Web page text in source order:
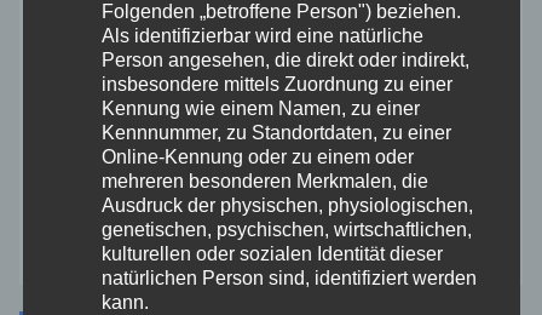
Veranstaltungen
Westerwald
Folgenden „betroffene Person") beziehen.
Als identifizierbar wird eine natürliche
Person angesehen, die direkt oder indirekt,
insbesondere mittels Zuordnung zu einer
Kennung wie einem Namen, zu einer
Kennnummer, zu Standortdaten, zu einer
Online-Kennung oder zu einem oder
mehreren besonderen Merkmalen, die
Ausdruck der physischen, physiologischen,
genetischen, psychischen, wirtschaftlichen,
kulturellen oder sozialen Identität dieser
natürlichen Person sind, identifiziert werden
kann.